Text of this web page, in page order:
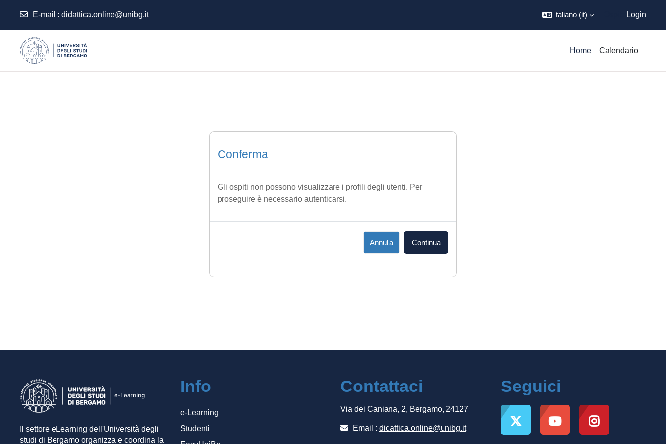
E-mail : didattica.online@unibg.it Italiano ‎(it)‎ Login
Home Calendario
Conferma
Gli ospiti non possono visualizzare i profili degli utenti. Per
proseguire è necessario autenticarsi.
Annulla Continua
Il settore eLearning dell'Università degli
studi di Bergamo organizza e coordina la
Info
e-Learning
Studenti
Contattaci
Via dei Caniana, 2, Bergamo, 24127
Email : didattica.online@unibg.it
Seguici